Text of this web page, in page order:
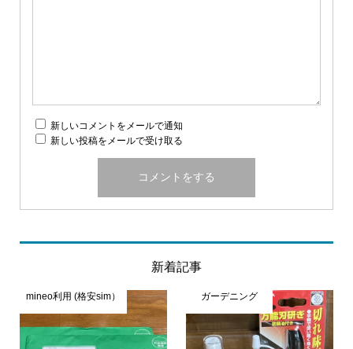
新しいコメントをメールで通知
新しい投稿をメールで受け取る
新着記事
mineo利用 (格安sim） ガーデニング